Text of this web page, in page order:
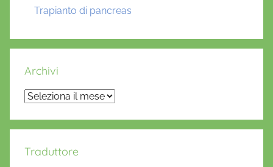
Trapianto di pancreas
Archivi
Archivi
Traduttore